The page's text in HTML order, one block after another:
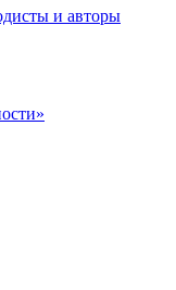
и авторы